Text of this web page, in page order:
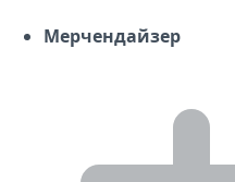
Мерчендайзер